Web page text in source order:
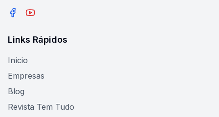
Links Rápidos
Início
Empresas
Blog
Revista Tem Tudo